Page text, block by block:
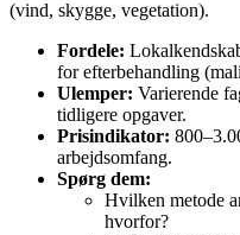
(vind, skygge, vegetation).
Fordele:
for efterbehandling
Ulemper: Varierende
tidligere opgaver.
Prisindikator:
arbejdsomfang.
Spørg dem:
Hvilken metode
hvorfor?